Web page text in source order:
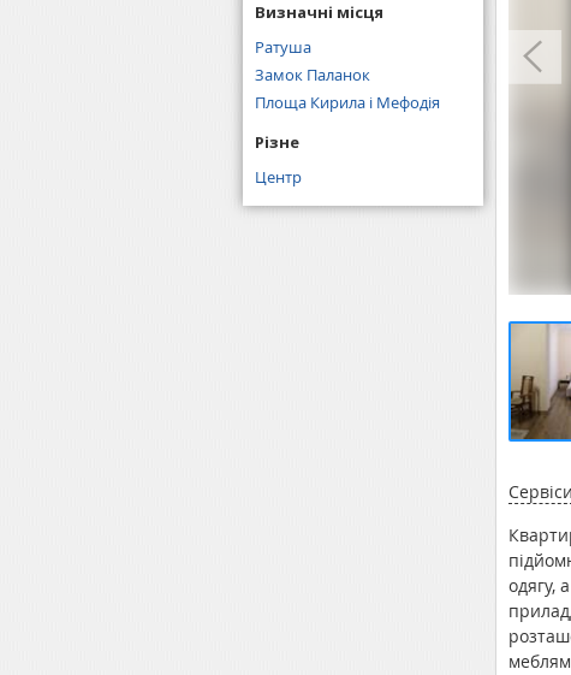
Сервіси
одягу,
Визначні місця
Ратуша
Замок Паланок
Площа Кирила і Мефодія
Різне
Центр